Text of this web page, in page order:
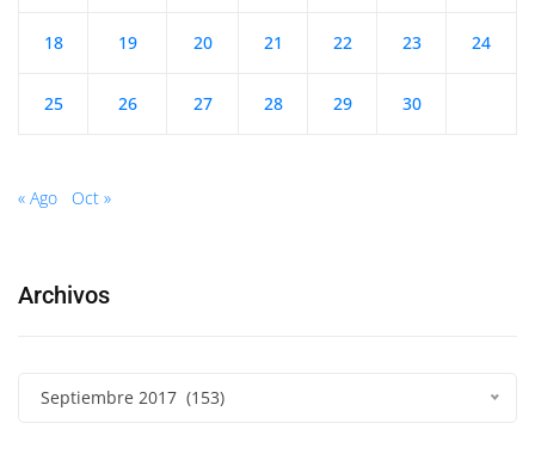
18 19 20 21 22 23 24
25 26 27 28 29 30
« Ago Oct »
Archivos
Septiembre 2017 (153)